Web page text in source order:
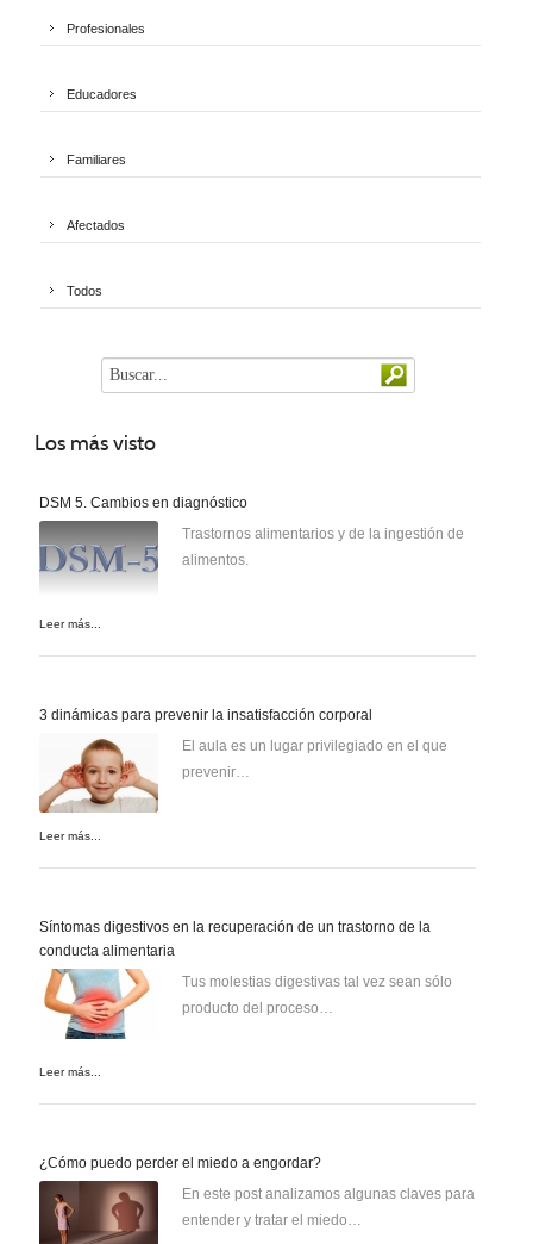
Profesionales
Educadores
Familiares
Afectados
Todos
Los más visto
DSM 5. Cambios en diagnóstico
Trastornos alimentarios y de la ingestión de
alimentos.
Leer más...
3 dinámicas para prevenir la insatisfacción corporal
El aula es un lugar privilegiado en el que
prevenir…
Leer más...
Síntomas digestivos en la recuperación de un trastorno de la
conducta alimentaria
Tus molestias digestivas tal vez sean sólo
producto del proceso…
Leer más...
¿Cómo puedo perder el miedo a engordar?
En este post analizamos algunas claves para
entender y tratar el miedo…